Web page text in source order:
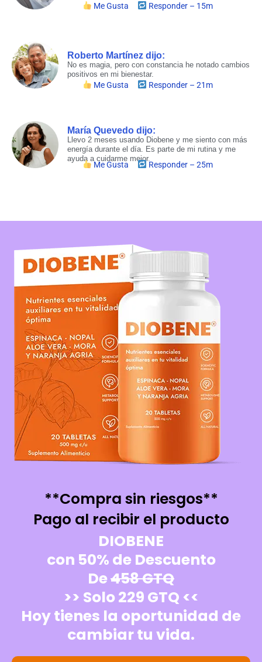
Me Gusta Responder – 15m
Roberto Martínez dijo:​
No es magia, pero con constancia he notado cambios
positivos en mi bienestar.
Me Gusta Responder – 21m
María Quevedo dijo:​
Llevo 2 meses usando Diobene y me siento con más
energía durante el día. Es parte de mi rutina y me
ayuda a cuidarme mejor.
Me Gusta Responder – 25m
**Compra sin riesgos**
Pago al recibir el producto
DIOBENE
con 50% de Descuento
De458 GTQ
>> Solo 229 GTQ <<
Hoy tienes la oportunidad de
cambiar tu vida.